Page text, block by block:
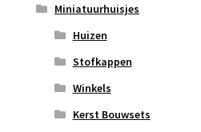
Miniatuurhuisjes
Huizen
Stofkappen
Winkels
Kerst Bouwsets